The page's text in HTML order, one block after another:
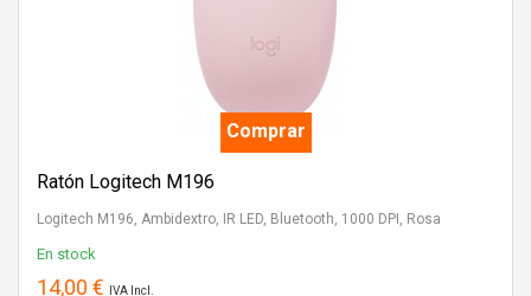
Comprar
Ratón Logitech M196
Logitech M196, Ambidextro, IR LED, Bluetooth, 1000 DPI, Rosa
En stock
14,00 € IVA Incl.